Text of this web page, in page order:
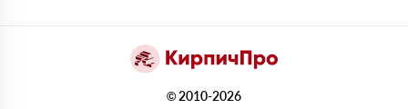
© 2010-2026